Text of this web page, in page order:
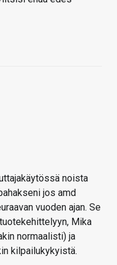
noista
jos amd
vuoden ajan. Se
Mika
normaalisti) ja
kilpailukykyistä.